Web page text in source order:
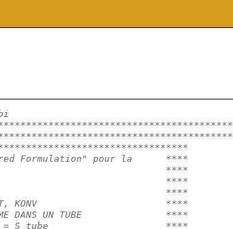
Formulation" pour la      ****
****
****
****
KONV                       ****
DANS UN TUBE               ****
= S_tube                     ****